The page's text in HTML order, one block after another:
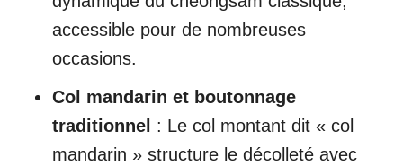
accessible pour de nombreuses
occasions.
Col mandarin et boutonnage
traditionnel : Le col montant dit « col
mandarin » structure le décolleté avec